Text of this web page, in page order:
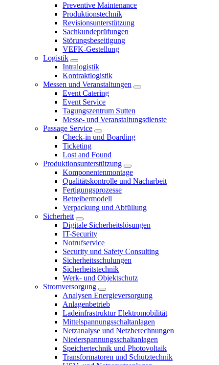
Preventive Maintenance
Produktionstechnik
Revisionsunterstützung
Sachkundeprüfungen
Störungsbeseitigung
VEFK-Gestellung
Logistik
Intralogistik
Kontraktlogistik
Messen und Veranstaltungen
Event Catering
Event Service
Tagungszentrum Sutten
Messe- und Veranstaltungsdienste
Passage Service
Check-in und Boarding
Ticketing
Lost and Found
Produktionsunterstützung
Komponentenmontage
Qualitätskontrolle und Nacharbeit
Fertigungsprozesse
Betreibermodell
Verpackung und Abfüllung
Sicherheit
Digitale Sicherheitslösungen
IT-Security
Notrufservice
Security und Safety Consulting
Sicherheitsschulungen
Sicherheitstechnik
Werk- und Objektschutz
Stromversorgung
Analysen Energieversorgung
Anlagenbetrieb
Ladeinfrastruktur Elektromobilität
Mittelspannungsschaltanlagen
Netzanalyse und Netzberechnungen
Niederspannungsschaltanlagen
Speichertechnik und Photovoltaik
Transformatoren und Schutztechnik